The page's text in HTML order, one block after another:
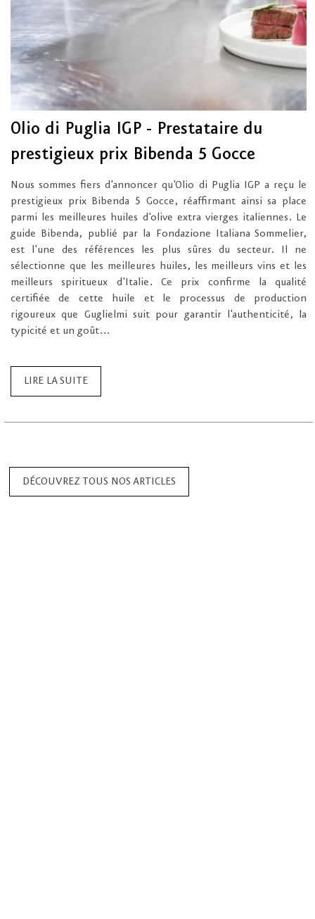
Olio di Puglia IGP - Prestataire du
prestigieux prix Bibenda 5 Gocce
Nous sommes fiers d'annoncer qu'Olio di Puglia IGP a reçu le
prestigieux prix Bibenda 5 Gocce, réaffirmant ainsi sa place
parmi les meilleures huiles d'olive extra vierges italiennes. Le
guide Bibenda, publié par la Fondazione Italiana Sommelier,
est l'une des références les plus sûres du secteur. Il ne
sélectionne que les meilleures huiles, les meilleurs vins et les
meilleurs spiritueux d'Italie. Ce prix confirme la qualité
certifiée de cette huile et le processus de production
rigoureux que Guglielmi suit pour garantir l'authenticité, la
typicité et un goût...
LIRE LA SUITE
DÉCOUVREZ TOUS NOS ARTICLES